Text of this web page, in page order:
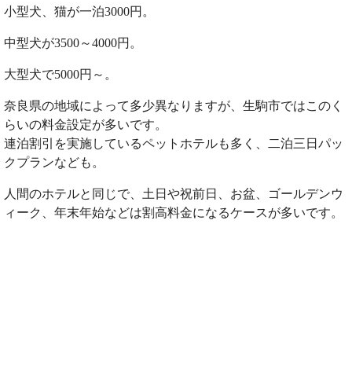
小型犬、猫が一泊3000円。
中型犬が3500～4000円。
大型犬で5000円～。
奈良県の地域によって多少異なりますが、生駒市ではこのく
らいの料金設定が多いです。
連泊割引を実施しているペットホテルも多く、二泊三日パッ
クプランなども。
人間のホテルと同じで、土日や祝前日、お盆、ゴールデンウ
ィーク、年末年始などは割高料金になるケースが多いです。